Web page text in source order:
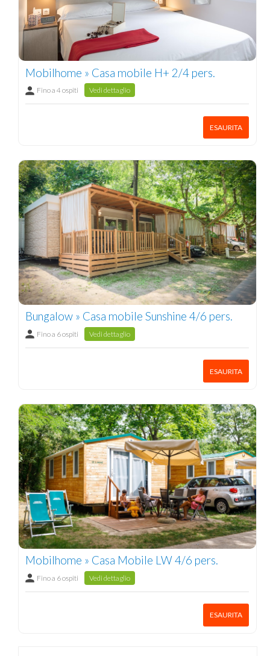
Mobilhome » Casa mobile H+ 2/4 pers.
Fino a 4 ospiti Vedi dettaglio
ESAURITA
Bungalow » Casa mobile Sunshine 4/6 pers.
Fino a 6 ospiti Vedi dettaglio
ESAURITA
Mobilhome » Casa Mobile LW 4/6 pers.
Fino a 6 ospiti Vedi dettaglio
ESAURITA